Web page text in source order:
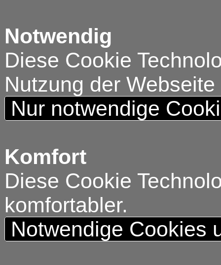
Notwendig
Diese Cookie
Nutzung der
Nur notwendige
Komfort
Diese Cookie
komfortabler.
Notwendige Cookies